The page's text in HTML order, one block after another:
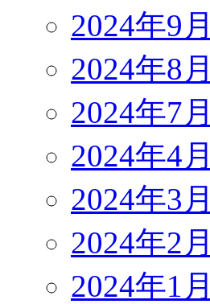
2024年9月
2024年8月
2024年7月
2024年4月
2024年3月
2024年2月
2024年1月